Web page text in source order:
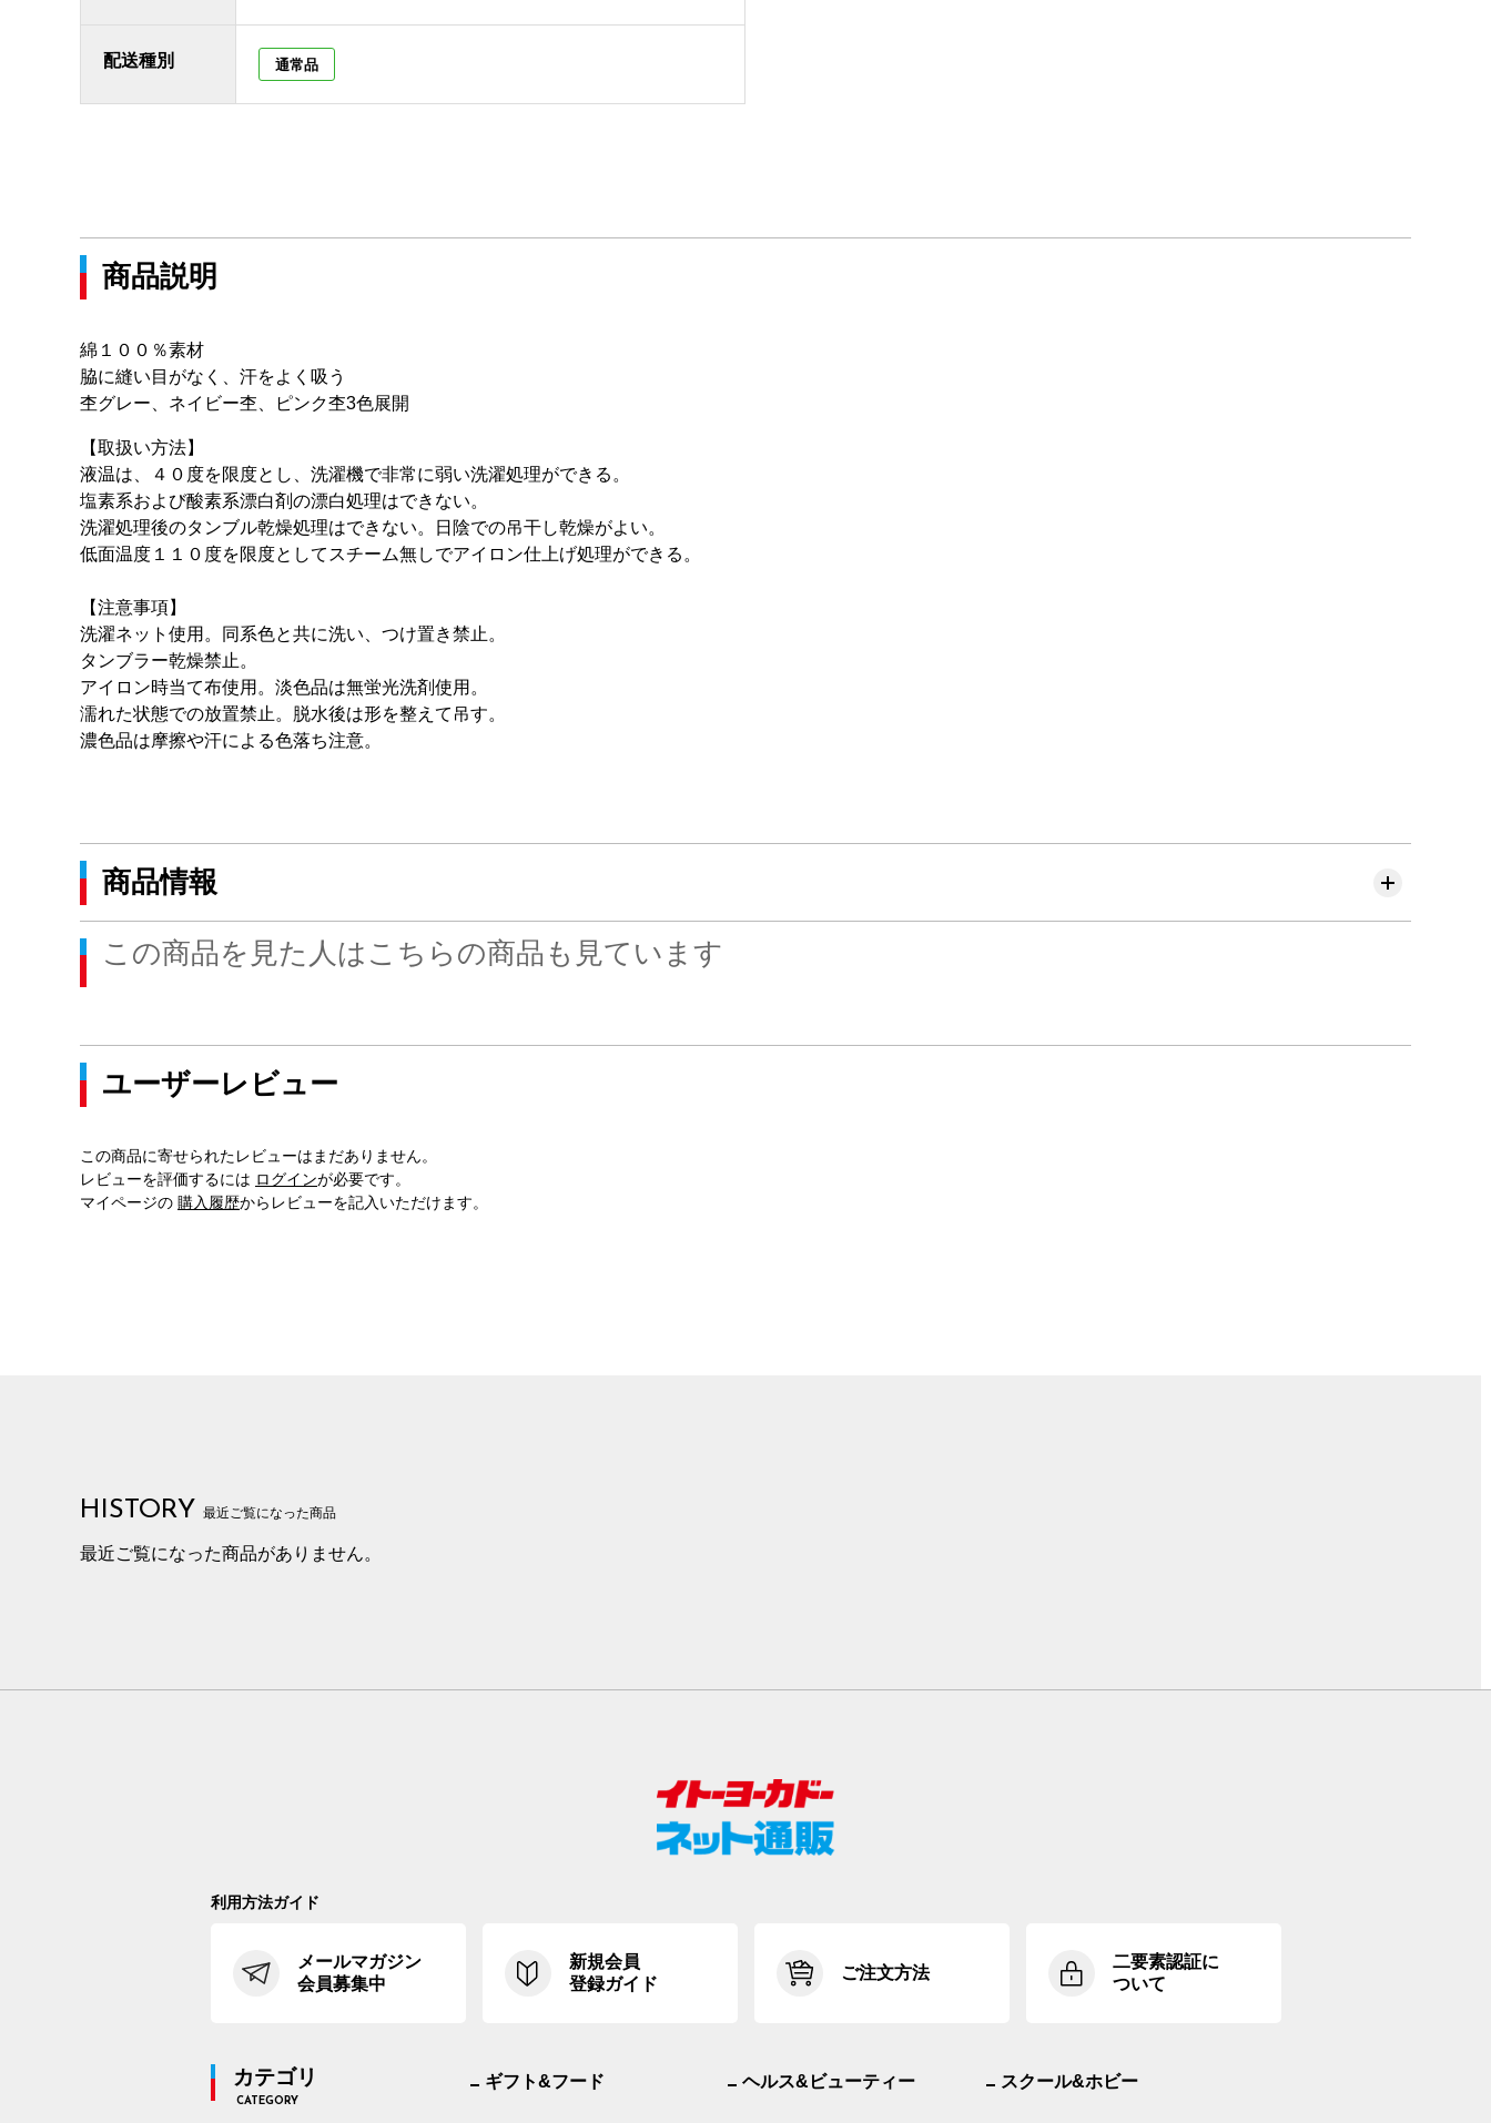
配送種別 通常品
商品説明
綿１００％素材
脇に縫い目がなく、汗をよく吸う
杢グレー、ネイビー杢、ピンク杢3色展開
【取扱い方法】
液温は、４０度を限度とし、洗濯機で非常に弱い洗濯処理ができる。
塩素系および酸素系漂白剤の漂白処理はできない。
洗濯処理後のタンブル乾燥処理はできない。日陰での吊干し乾燥がよい。
低面温度１１０度を限度としてスチーム無しでアイロン仕上げ処理ができる。
【注意事項】
洗濯ネット使用。同系色と共に洗い、つけ置き禁止。
タンブラー乾燥禁止。
アイロン時当て布使用。淡色品は無蛍光洗剤使用。
濡れた状態での放置禁止。脱水後は形を整えて吊す。
濃色品は摩擦や汗による色落ち注意。
商品情報
この商品を見た人はこちらの商品も見ています
ユーザーレビュー
この商品に寄せられたレビューはまだありません。
レビューを評価するには ログインが必要です。
マイページの 購入履歴からレビューを記入いただけます。
HISTORY 最近ご覧になった商品
最近ご覧になった商品がありません。
利用方法ガイド
メールマガジン
会員募集中
新規会員
登録ガイド
ご注文方法
二要素認証に
ついて
カテゴリ
CATEGORY
ギフト&フード ヘルス&ビューティー スクール&ホビー